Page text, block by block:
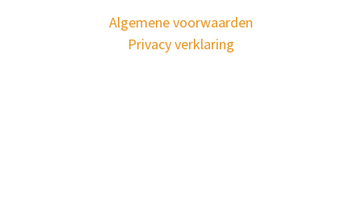
Algemene voorwaarden
Privacy verklaring